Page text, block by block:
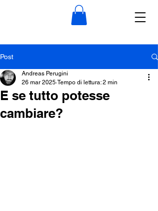
Post
E se tutto potesse
cambiare?
Andreas Perugini
26 mar 2025 Tempo di lettura: 2 min